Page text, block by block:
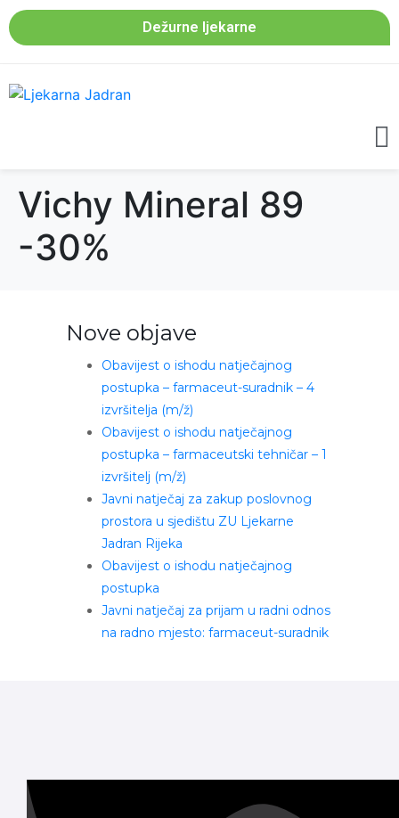
Dežurne ljekarne
Vichy Mineral 89
-30%
Nove objave
Obavijest o ishodu natječajnog
postupka – farmaceut-suradnik – 4
izvršitelja (m/ž)
Obavijest o ishodu natječajnog
postupka – farmaceutski tehničar – 1
izvršitelj (m/ž)
Javni natječaj za zakup poslovnog
prostora u sjedištu ZU Ljekarne
Jadran Rijeka
Obavijest o ishodu natječajnog
postupka
Javni natječaj za prijam u radni odnos
na radno mjesto: farmaceut-suradnik